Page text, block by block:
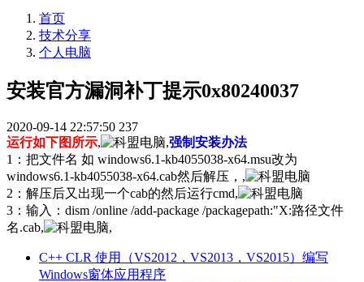
首页
技术分享
个人电脑
安装官方漏洞补丁提示0x80240037
2020-09-14 22:57:50 237
运行如下图所示, ,强制安装办法
1：把文件名 如 windows6.1-kb4055038-x64.msu改为
windows6.1-kb4055038-x64.cab然后解压，,
2：解压后又出现一个cab的然后运行cmd,
3：输入：dism /online /add-package /packagepath:"X:路径文件
名.cab,
,
C++ CLR 使用（VS2012，VS2013，VS2015）编写
Windows窗体应用程序